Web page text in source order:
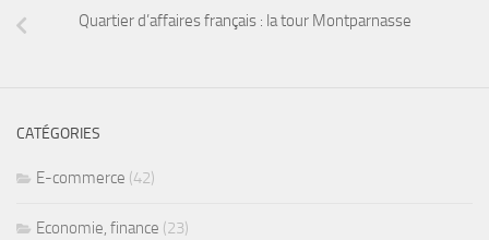
Quartier d’affaires français : la tour Montparnasse
CATÉGORIES
E-commerce (42)
Economie, finance (23)